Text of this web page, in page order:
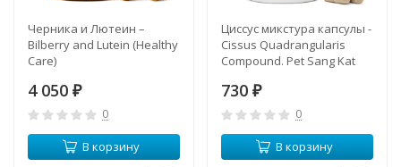
Черника и Лютеин –
Bilberry and Lutein (Healthy
Care)
4 050 ₽
0
В корзину
Циссус микстура капсулы -
Cissus Quadrangularis
Compound. Pet Sang Kat
730 ₽
0
В корзину